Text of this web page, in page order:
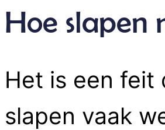
Hoe slapen
Het is een feit
slapen vaak